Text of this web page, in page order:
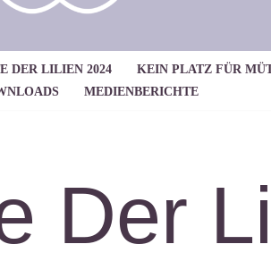
DER LILIEN 2024 KEIN PLATZ FÜR
MEDIENBERICHTE
Der